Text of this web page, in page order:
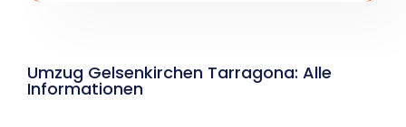
Umzug Gelsenkirchen Tarragona: Alle
Informationen